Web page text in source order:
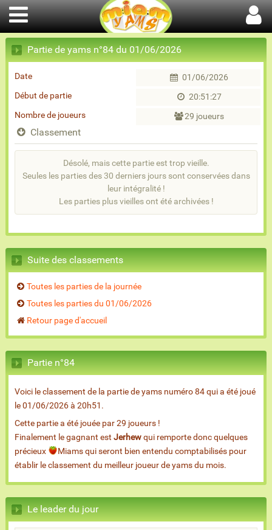
Partie de yams n°84 du 01/06/2026
Date
01/06/2026
Début de partie
20:51:27
Nombre de joueurs
29 joueurs
Classement
Désolé, mais cette partie est trop vieille.
Seules les parties des 30 derniers jours sont conservées dans
leur intégralité !
Les parties plus vieilles ont été archivées !
Suite des classements
Toutes les parties de la journée
Toutes les parties du 01/06/2026
Retour page d'accueil
Partie n°84
Voici le classement de la partie de yams numéro 84 qui a été joué
le 01/06/2026 à 20h51.
Cette partie a été jouée par 29 joueurs !
Finalement le gagnant est Jerhewqui remporte donc quelques
précieux
Miams qui seront bien entendu comptabilisés pour
établir le classement du meilleur joueur de yams du mois.
Le leader du jour